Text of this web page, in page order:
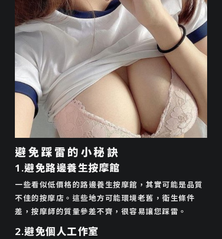
避免踩雷的小秘訣
1.避免路邊養生按摩館
一些看似低價格的路邊養生按摩館，其實可能是品質
不佳的按摩店。這些地方可能環境老舊，衛生條件
差，按摩師的質量參差不齊，很容易讓您踩雷。
2.避免個人工作室